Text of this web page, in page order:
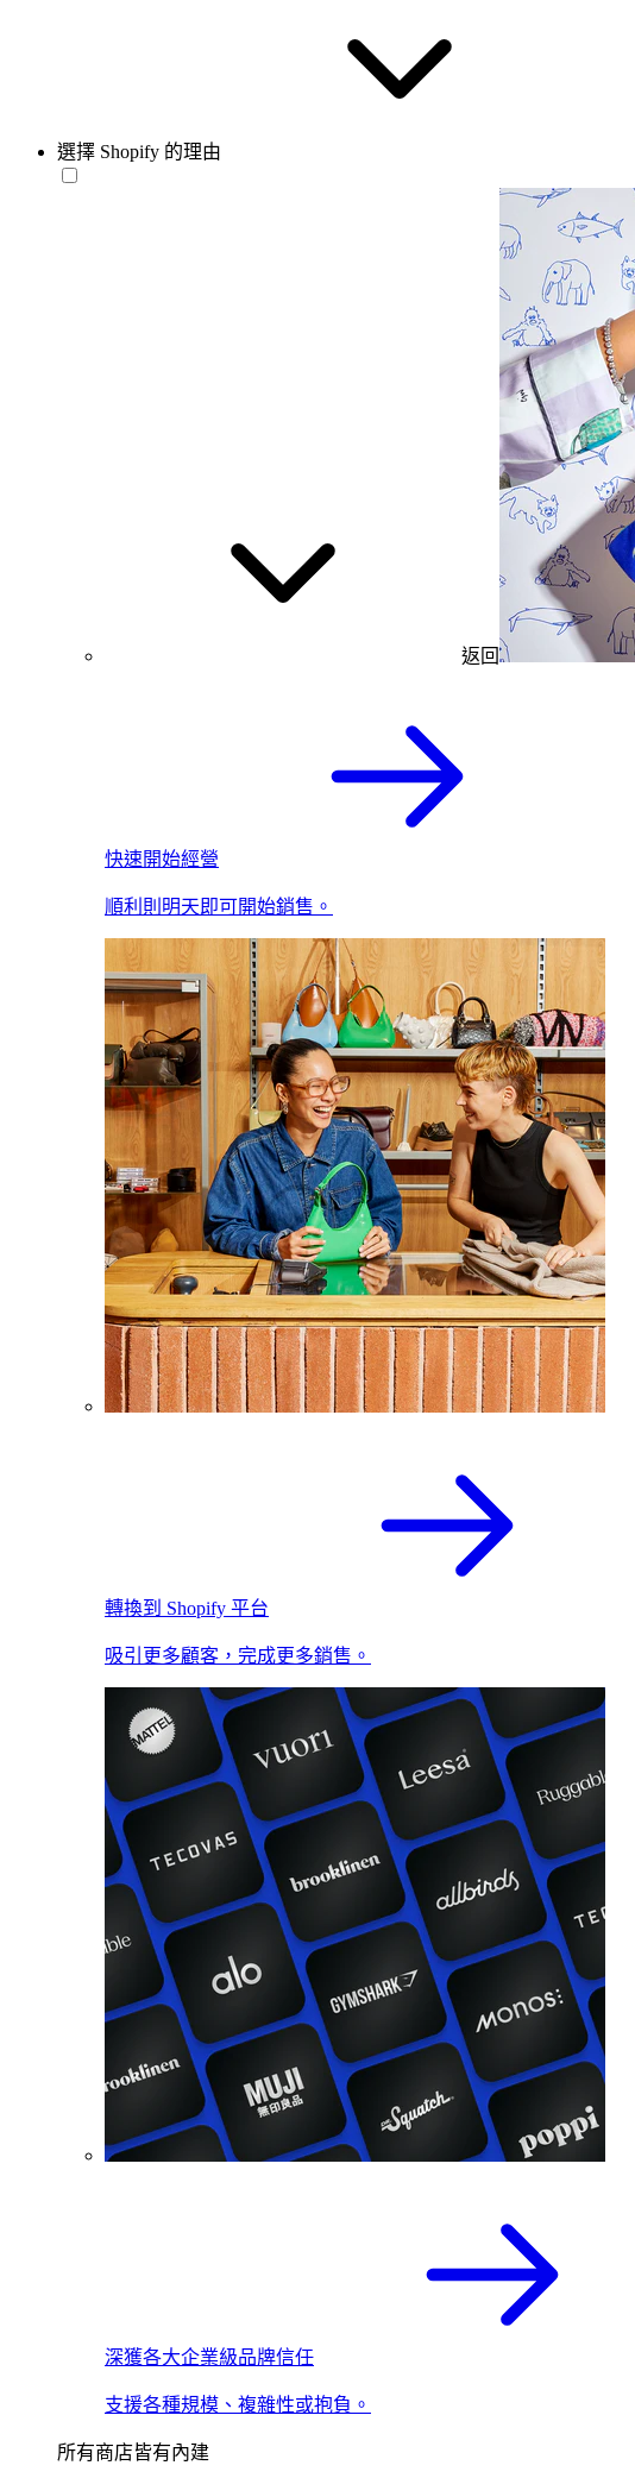
選擇 Shopify 的理由
返回
快速開始經營
順利則明天即可開始銷售。
轉換到 Shopify 平台
吸引更多顧客，完成更多銷售。
深獲各大企業級品牌信任
支援各種規模、複雜性或抱負。
所有商店皆有內建